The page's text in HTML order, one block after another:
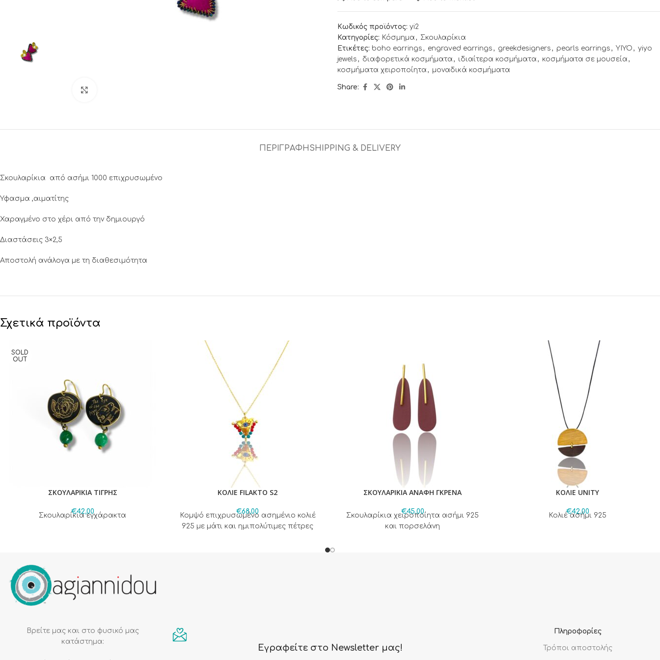
Κωδικός προϊόντος: yi2
Κατηγορίες: Κόσμημα , Σκουλαρίκια
Ετικέτες: boho earrings , engraved earrings , greekdesigners , pearls earrings , YIYO , yiyo
jewels , διαφορετικά κοσμήματα , ιδιαίτερα κοσμήματα , κοσμήματα σε μουσεία ,
κοσμήματα χειροποίητα , μοναδικά κοσμήματα
Share:
ΠΕΡΙΓΡΑΦΉ SHIPPING & DELIVERY
Σκουλαρίκια από ασήμι 1000 επιχρυσωμένο
Ύφασμα ,αιματίτης
Χαραγμένο στο χέρι από την δημιουργό
Διαστάσεις 3×2,5
Αποστολή ανάλογα με τη διαθεσιμότητα
Σχετικά προϊόντα
SOLD
OUT
ΣΚΟΥΛΑΡΙΚΙΑ ΤΙΓΡΗΣ
€42,00
Σκουλαρίκια εγχάρακτα
ΚΟΛΙΕ FILAKTO S2
€68,00
Κομψό επιχρυσωμένο ασημένιο κολιέ
925 με μάτι και ημιπολύτιμες πέτρες
ΣΚΟΥΛΑΡΙΚΙΑ ΑΝΑΦΗ ΓΚΡΕΝΑ
€45,00
Σκουλαρίκια χειροποίητα ασήμι 925
και πορσελάνη
ΚΟΛΙΕ UNITY
€42,00
Κολιέ ασήμι 925
Βρείτε μας και στο φυσικό μας
κατάστημα:
Εγραφείτε στο Newsletter μας!
Πληροφορίες
Τρόποι αποστολής